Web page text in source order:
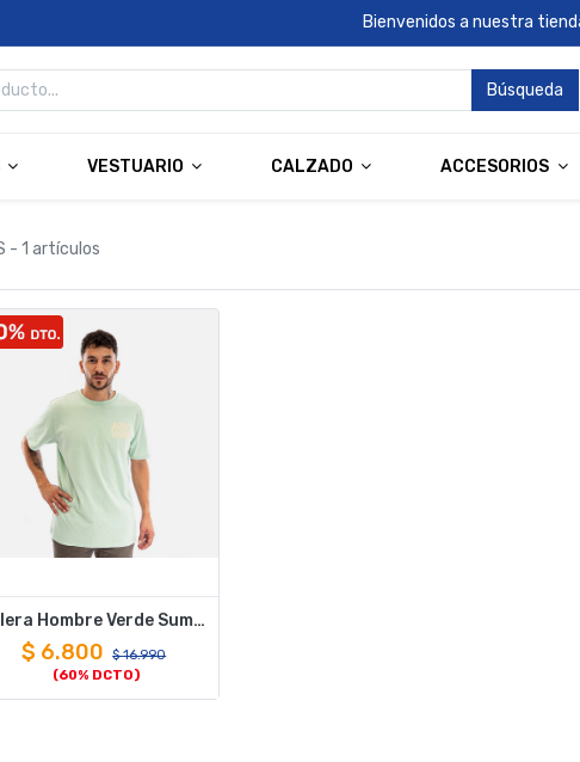
Bienvenidos a nuestra
Búsqueda
VESTUARIO CALZADO ACCESORIOS
- 1 artículos
Polera Hombre Verde Summer Hang Loose
$ 6.800 $16.990
(60% DCTO)